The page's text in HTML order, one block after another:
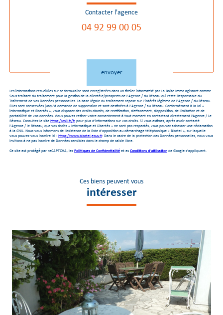
Contacter l'agence
04 92 99 00 05
envoyer
Les informations recueillies sur ce formulaire sont enregistrées dans un fichier informatisé par La Boite Immo agissant comme
Sous-traitant du traitement pour la gestion de la clientèle/prospects de l'Agence / du Réseau qui reste Responsable du
Traitement de vos Données personnelles. La base légale du traitement repose sur l'intérêt légitime de l'Agence / du Réseau.
Elles sont conservées jusqu'à demande de suppression et sont destinées à l'Agence / au Réseau. Conformément à la loi «
informatique et libertés », vous disposez des droits d’accès, de rectification, d’effacement, d’opposition, de limitation et de
portabilité de vos données. Vous pouvez retirer votre consentement à tout moment en contactant directement l’Agence / Le
Réseau. Consultez le site https://cnil.fr/fr pour plus d’informations sur vos droits. Si vous estimez, après avoir contacté
l'Agence / le Réseau, que vos droits « Informatique et Libertés » ne sont pas respectés, vous pouvez adresser une réclamation
à la CNIL. Nous vous informons de l’existence de la liste d'opposition au démarchage téléphonique « Bloctel », sur laquelle
vous pouvez vous inscrire ici : https://www.bloctel.gouv.fr. Dans le cadre de la protection des Données personnelles, nous vous
invitons à ne pas inscrire de Données sensibles dans le champ de saisie libre.
Ce site est protégé par reCAPTCHA, les Politiques de Confidentialité et es Conditions d'utilisation de Google s'appliquent.
Ces biens peuvent vous
intéresser
voir le bien